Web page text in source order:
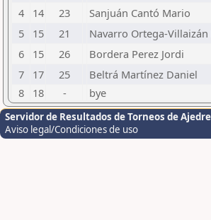
4
14 23 Sanjuán Cantó Mario
5
15 21 Navarro Ortega-Villaizán
6
15 26 Bordera Perez Jordi
7
17 25 Beltrá Martínez Daniel
8
18 - bye
Servidor de Resultados de Torneos de
Aviso legal/Condiciones de uso